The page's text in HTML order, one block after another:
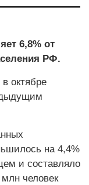
6,8% от
РФ.
октябре
на 4,4%
и составляло
человек